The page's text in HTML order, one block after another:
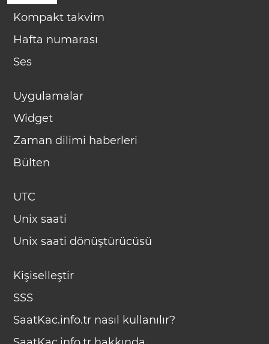
Kompakt takvim
Hafta numarası
Ses
Uygulamalar
Widget
Zaman dilimi haberleri
Bülten
UTC
Unix saati
Unix saati dönüştürücüsü
Kişiselleştir
SSS
SaatKac.info.tr nasıl kullanılır?